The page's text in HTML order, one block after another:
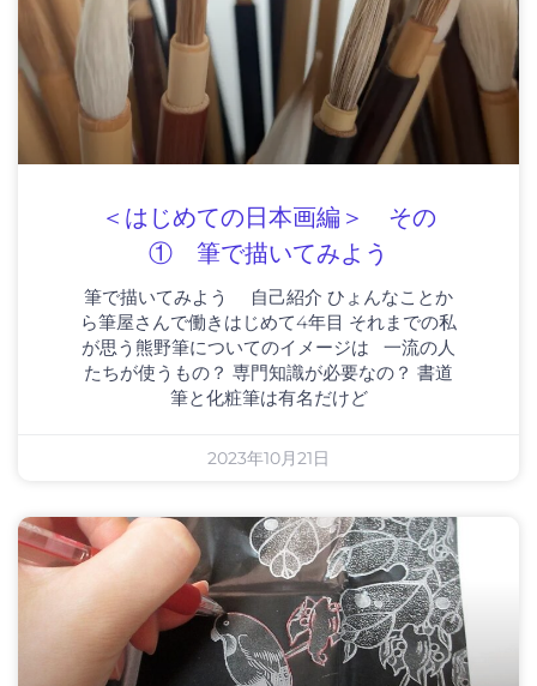
＜はじめての日本画編＞ その
① 筆で描いてみよう
筆で描いてみよう 自己紹介 ひょんなことか
ら筆屋さんで働きはじめて4年目 それまでの私
が思う熊野筆についてのイメージは 一流の人
たちが使うもの？ 専門知識が必要なの？ 書道
筆と化粧筆は有名だけど
2023年10月21日